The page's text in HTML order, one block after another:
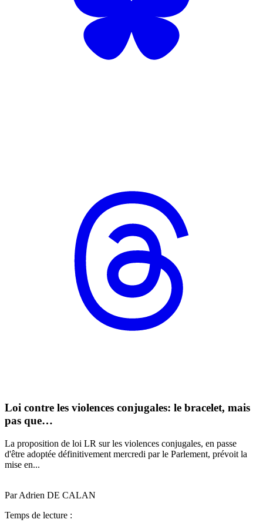
Loi contre les violences conjugales: le bracelet, mais
pas que…
La proposition de loi LR sur les violences conjugales, en passe
d'être adoptée définitivement mercredi par le Parlement, prévoit la
mise en...
Par Adrien DE CALAN
Temps de lecture :